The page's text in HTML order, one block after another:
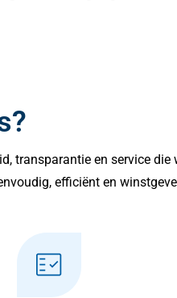
transparantie en service
efficiënt en